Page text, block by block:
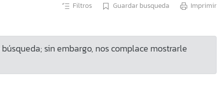
Filtros Guardar busqueda Imprimir
sin embargo, nos complace mostrarle